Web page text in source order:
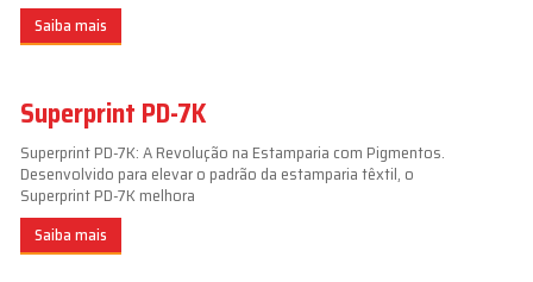
Saiba mais
Superprint PD-7K
Superprint PD-7K: A Revolução na Estamparia com Pigmentos.
Desenvolvido para elevar o padrão da estamparia têxtil, o
Superprint PD-7K melhora
Saiba mais